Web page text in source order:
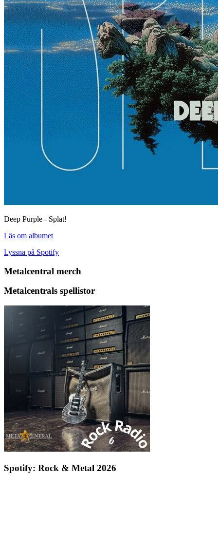
Deep Purple - Splat!
Läs om albumet
Lyssna på Spotify
Metalcentral merch
Metalcentrals spellistor
Spotify: Rock & Metal 2026